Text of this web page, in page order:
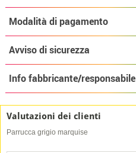
Modalità di pagamento
Avviso di sicurezza
Info fabbricante/responsabile
Valutazioni dei clienti
Parrucca grigio marquise